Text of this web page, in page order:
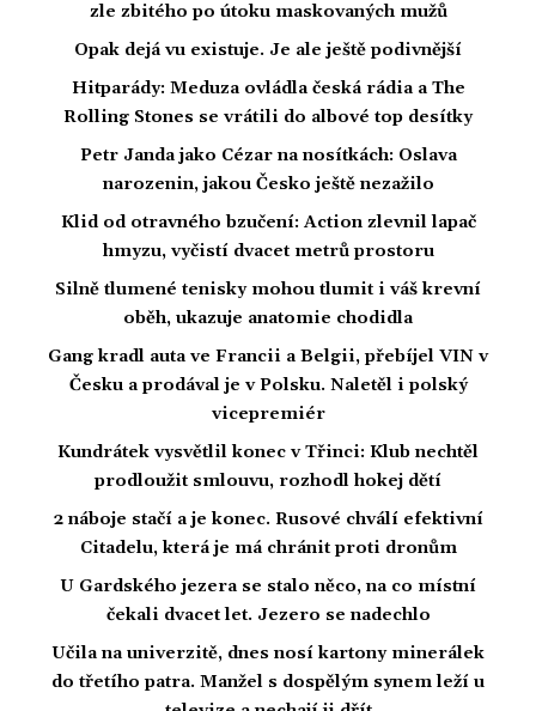
zle zbitého po útoku maskovaných mužů
Opak dejá vu existuje. Je ale ještě podivnější
Hitparády: Meduza ovládla česká rádia a The
Rolling Stones se vrátili do albové top desítky
Petr Janda jako Cézar na nosítkách: Oslava
narozenin, jakou Česko ještě nezažilo
Klid od otravného bzučení: Action zlevnil lapač
hmyzu, vyčistí dvacet metrů prostoru
Silně tlumené tenisky mohou tlumit i váš krevní
oběh, ukazuje anatomie chodidla
Gang kradl auta ve Francii a Belgii, přebíjel VIN v
Česku a prodával je v Polsku. Naletěl i polský
vicepremiér
Kundrátek vysvětlil konec v Třinci: Klub nechtěl
prodloužit smlouvu, rozhodl hokej dětí
2 náboje stačí a je konec. Rusové chválí efektivní
Citadelu, která je má chránit proti dronům
U Gardského jezera se stalo něco, na co místní
čekali dvacet let. Jezero se nadechlo
Učila na univerzitě, dnes nosí kartony minerálek
do třetího patra. Manžel s dospělým synem leží u